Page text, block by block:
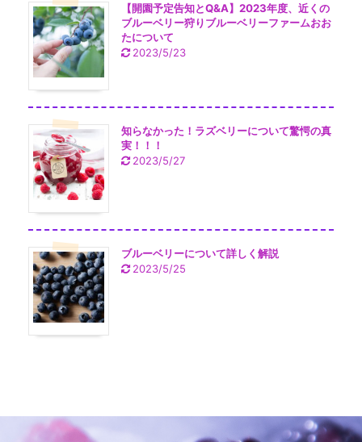
【開園予定告知とQ&A】2023年度、近くの
ブルーベリー狩りブルーベリーファームおお
たについて
2023/5/23
知らなかった！ラズベリーについて驚愕の真
実！！！
2023/5/27
ブルーベリーについて詳しく解説
2023/5/25